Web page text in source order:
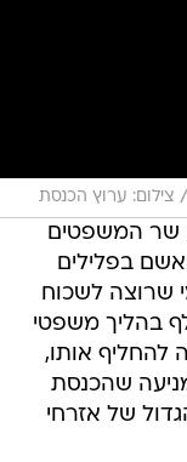
/ צילום: ערוץ הכנסת
שר המשפטים
בפלילים
שרוצה לשכוח
בהליך משפטי
להחליף אותו,
מניעה שהכנסת
של אזרחי